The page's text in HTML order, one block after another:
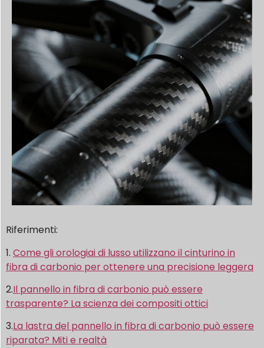
Riferimenti:
1. Come gli orologiai di lusso utilizzano il cinturino in
fibra di carbonio per ottenere una precisione leggera
2.Il pannello in fibra di carbonio può essere
trasparente? La scienza dei compositi ottici
3.La lastra del pannello in fibra di carbonio può essere
riparata? Miti e realtà